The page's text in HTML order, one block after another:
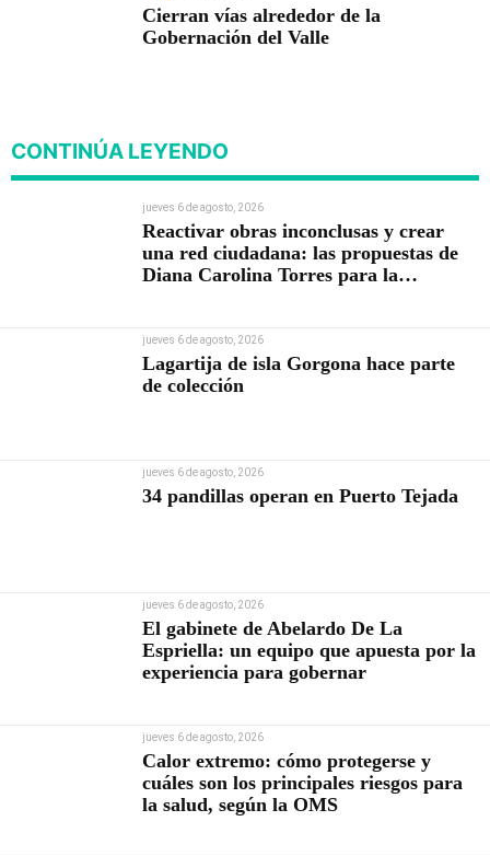
Cierran vías alrededor de la
Gobernación del Valle
CONTINÚA LEYENDO
jueves 6 de agosto, 2026
Reactivar obras inconclusas y crear
una red ciudadana: las propuestas de
Diana Carolina Torres para la
jueves 6 de agosto, 2026
Lagartija de isla Gorgona hace parte
de colección
jueves 6 de agosto, 2026
34 pandillas operan en Puerto Tejada
jueves 6 de agosto, 2026
El gabinete de Abelardo De La
Espriella: un equipo que apuesta por la
experiencia para gobernar
jueves 6 de agosto, 2026
Calor extremo: cómo protegerse y
cuáles son los principales riesgos para
la salud, según la OMS